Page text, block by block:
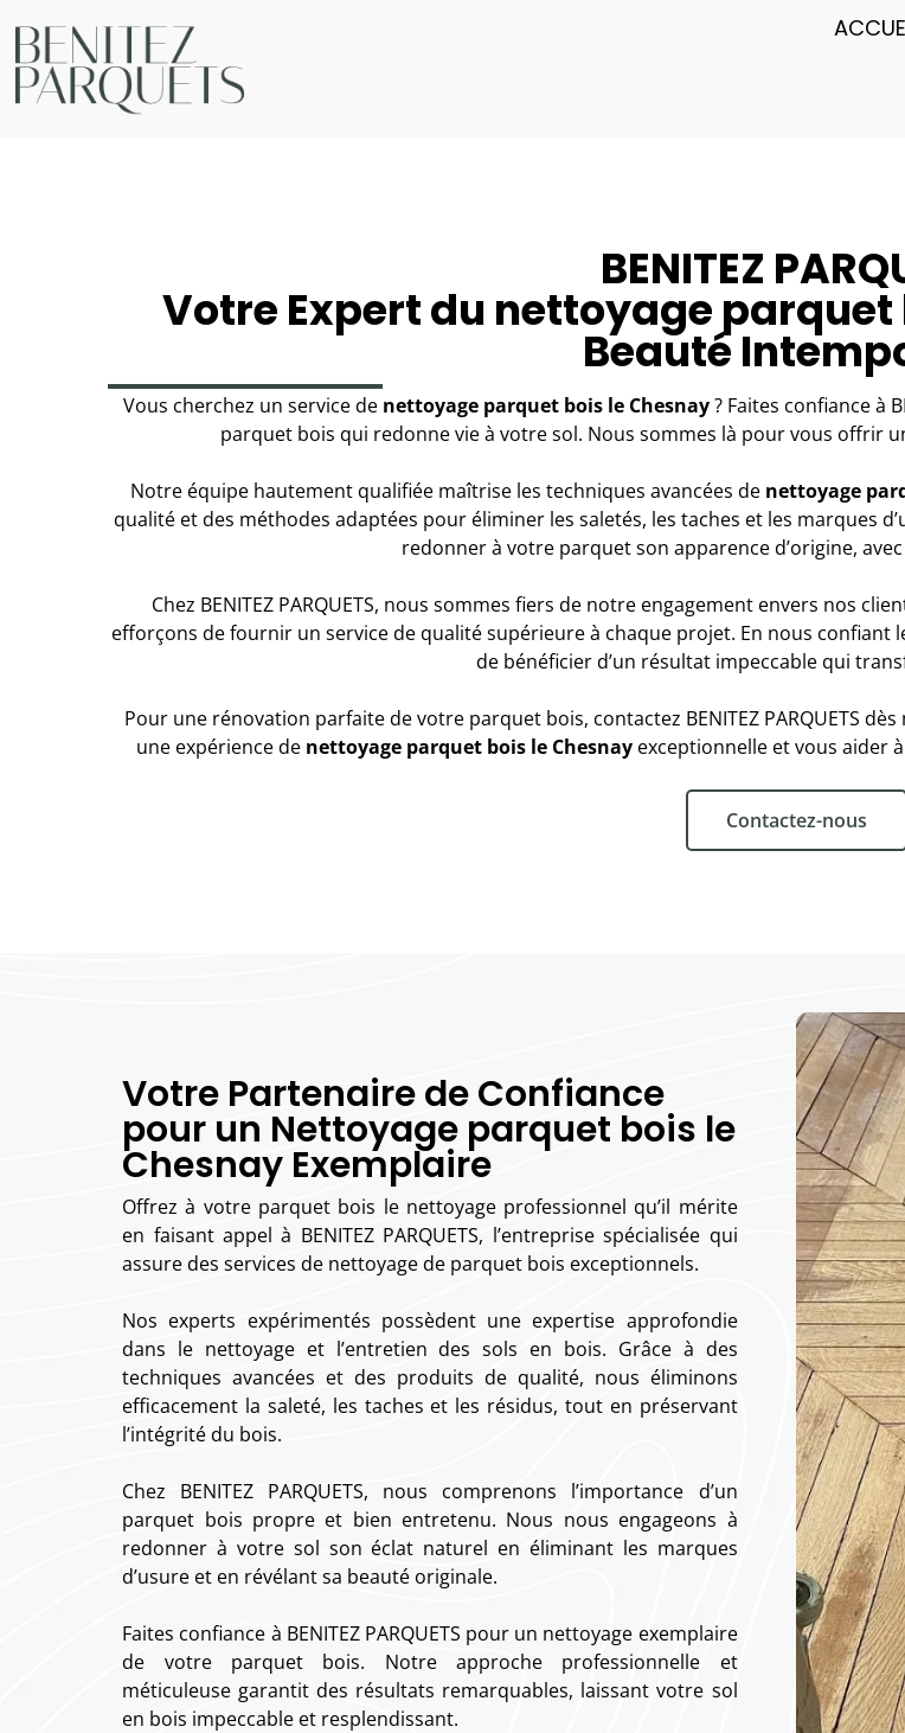
BENITEZ
Votre Expert du nettoyage
Beauté
Vous cherchez un service de nettoyage parquet bois le Chesnay? Faites confiance à
parquet bois qui redonne vie à votre sol. Nous sommes là pour vous offrir
Notre équipe hautement qualifiée maîtrise les techniques avancées de nettoyage
qualité et des méthodes adaptées pour éliminer les saletés, les taches et les marques
redonner à votre parquet son apparence d’origine,
Chez BENITEZ PARQUETS, nous sommes fiers de notre engagement envers nos
efforçons de fournir un service de qualité supérieure à chaque projet. En nous confiant
de bénéficier d’un résultat impeccable qui
Pour une rénovation parfaite de votre parquet bois, contactez BENITEZ PARQUETS
une expérience de nettoyage parquet bois le Chesnay exceptionnelle et vous aider
Contactez-nous
Votre Partenaire de Confiance
pour un Nettoyage parquet bois le
Chesnay Exemplaire
Offrez à votre parquet bois le nettoyage professionnel qu’il mérite
en faisant appel à BENITEZ PARQUETS, l’entreprise spécialisée qui
assure des services de nettoyage de parquet bois exceptionnels.
Nos experts expérimentés possèdent une expertise approfondie
dans le nettoyage et l’entretien des sols en bois. Grâce à des
techniques avancées et des produits de qualité, nous éliminons
efficacement la saleté, les taches et les résidus, tout en préservant
l’intégrité du bois.
Chez BENITEZ PARQUETS, nous comprenons l’importance d’un
parquet bois propre et bien entretenu. Nous nous engageons à
redonner à votre sol son éclat naturel en éliminant les marques
d’usure et en révélant sa beauté originale.
Faites confiance à BENITEZ PARQUETS pour un nettoyage exemplaire
de votre parquet bois. Notre approche professionnelle et
méticuleuse garantit des résultats remarquables, laissant votre sol
en bois impeccable et resplendissant.